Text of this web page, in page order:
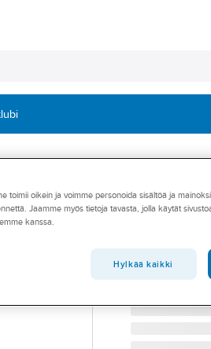
BOSCH
Toimittajan
toimii oikein ja voimme personoida sisältöä ja
Jaamme myös tietoja tavasta, jolla käytät
kanssa.
Hylkää kaikki